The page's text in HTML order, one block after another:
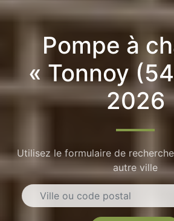
Pompe à
« Tonnoy
2026
Utilisez le formulaire de
autre ville